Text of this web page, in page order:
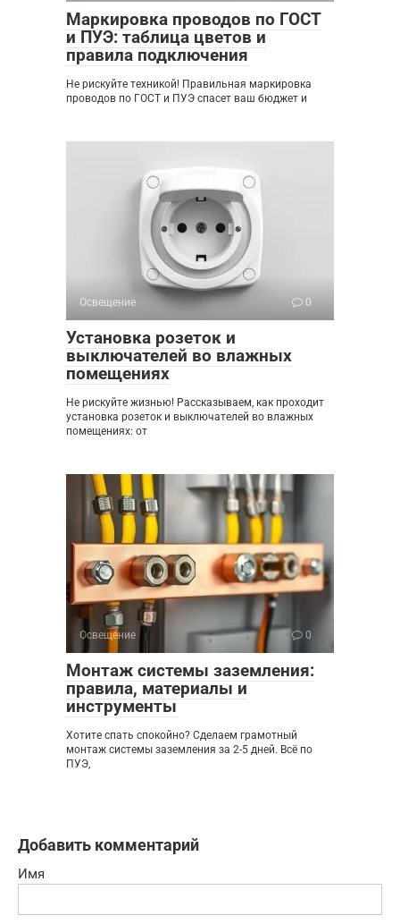
Маркировка проводов по ГОСТ
и ПУЭ: таблица цветов и
правила подключения
Не рискуйте техникой! Правильная маркировка
проводов по ГОСТ и ПУЭ спасет ваш бюджет и
Освещение 0
Установка розеток и
выключателей во влажных
помещениях
Не рискуйте жизнью! Рассказываем, как проходит
установка розеток и выключателей во влажных
помещениях: от
Освещение 0
Монтаж системы заземления:
правила, материалы и
инструменты
Хотите спать спокойно? Сделаем грамотный
монтаж системы заземления за 2-5 дней. Всё по
ПУЭ,
Добавить комментарий
Имя